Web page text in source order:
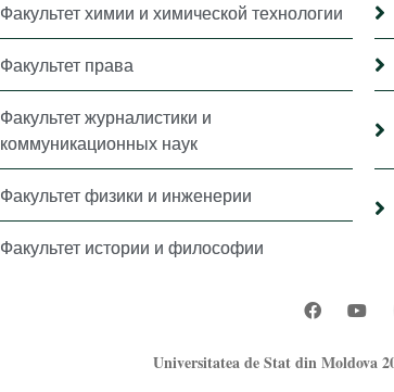
Факультет химии и химической технологии
Факультет права
Факультет журналистики и
коммуникационных наук
Факультет физики и инженерии
Факультет истории и философии
Universitatea de Stat din Moldova